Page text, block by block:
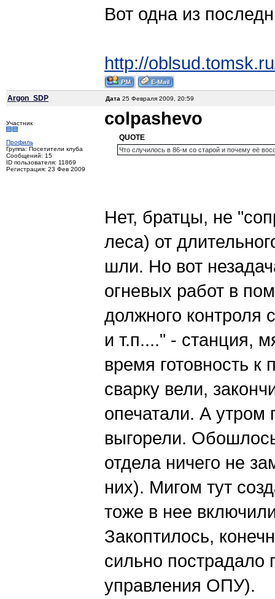
Вот одна из
http://
Argon_SDP Дата 25 Февраля 2009, 20:59
Участник
Профиль
Группа: Посетители клуба
Сообщений: 15
ID пользователя: 11869
Регистрация: 23 Фев 2009
colpashevo
QUOTE
Что случилось в 86-м со старой и почему её
Нет, братцы, не
леса) от
шли. Но вот
огневых работ в
должного контроля
и т.п...." - станция,
время готовность
сварку вели,
опечатали. А
выгорели.
отдела ничего не
них). Мигом тут
тоже в нее
Закоптилось,
сильно
управления ОПУ).